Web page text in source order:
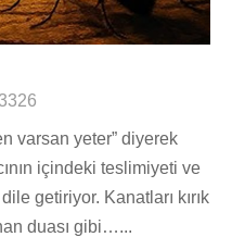
varsan yeter” diyerek
içindeki teslimiyeti ve
getiriyor. Kanatları kırık
duası gibi…...